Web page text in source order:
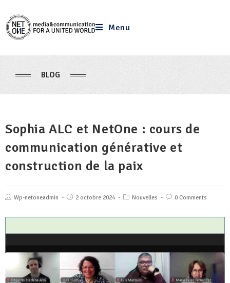
Menu
BLOG
Sophia ALC et NetOne : cours de
communication générative et
construction de la paix
Wp-netoneadmin 2 octobre 2024 Nouvelles 0 Comments